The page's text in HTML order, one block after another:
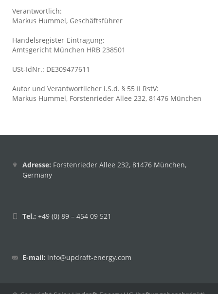
Verantwortlich:
Markus Hummel, Geschäftsführer
Handelsregister-Eintragung:
Amtsgericht München HRB 238501
USt-IdNr.: DE309477611
Autor und Verantwortlicher i.S.d. § 55 II RstV:
Markus Hummel, Forstenrieder Allee 232, 81476 München
Adresse: Forstenrieder Allee 232, 81476 München,
Germany
Tel.: +49 (0) 89 – 454 09 521
E-mail: info@updraft-energy.com